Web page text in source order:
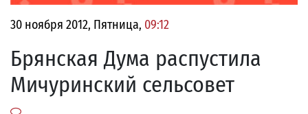
30 ноября 2012, Пятница, 09:12
Брянская Дума распустила
Мичуринский сельсовет